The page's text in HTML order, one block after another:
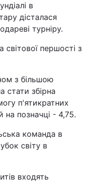
в
дісталася
турніру.
першості з
з більшою
стати збірна
п'ятикратних
на позначці - 4,75.
команда в
світу в
входять